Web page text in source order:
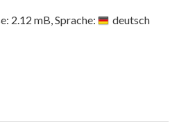
2.12 mB, Sprache:
deutsch